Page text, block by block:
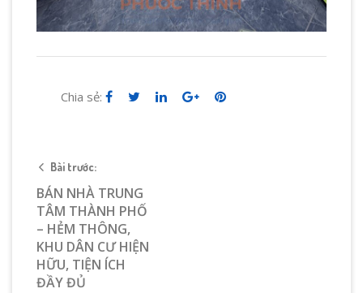
Chia sẻ:
Bài trước:
BÁN NHÀ TRUNG
TÂM THÀNH PHỐ
– HẺM THÔNG,
KHU DÂN CƯ HIỆN
HỮU, TIỆN ÍCH
ĐẦY ĐỦ